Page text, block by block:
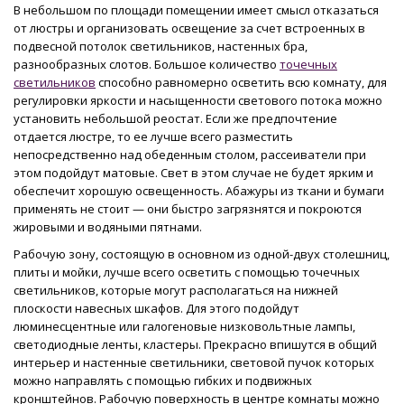
В небольшом по площади помещении имеет смысл отказаться
от люстры и организовать освещение за счет встроенных в
подвесной потолок светильников, настенных бра,
разнообразных слотов. Большое количество точечных
светильников способно равномерно осветить всю комнату, для
регулировки яркости и насыщенности светового потока можно
установить небольшой реостат. Если же предпочтение
отдается люстре, то ее лучше всего разместить
непосредственно над обеденным столом, рассеиватели при
этом подойдут матовые. Свет в этом случае не будет ярким и
обеспечит хорошую освещенность. Абажуры из ткани и бумаги
применять не стоит — они быстро загрязнятся и покроются
жировыми и водяными пятнами.
Рабочую зону, состоящую в основном из одной-двух столешниц,
плиты и мойки, лучше всего осветить с помощью точечных
светильников, которые могут располагаться на нижней
плоскости навесных шкафов. Для этого подойдут
люминесцентные или галогеновые низковольтные лампы,
светодиодные ленты, кластеры. Прекрасно впишутся в общий
интерьер и настенные светильники, световой пучок которых
можно направлять с помощью гибких и подвижных
кронштейнов. Рабочую поверхность в центре комнаты можно